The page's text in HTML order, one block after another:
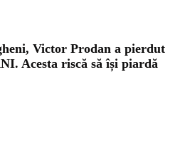
Victor Prodan a pierdut
Acesta riscă să își piardă